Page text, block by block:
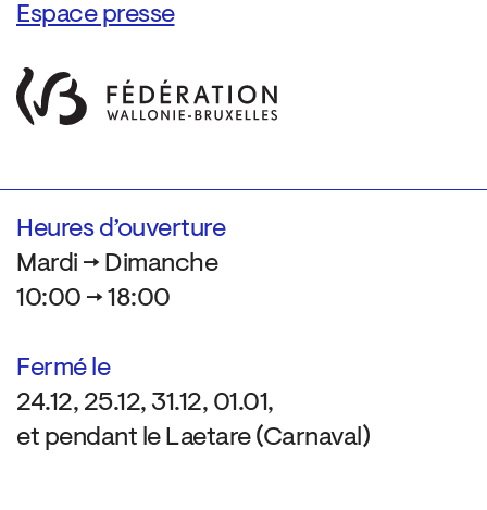
Espace presse
Heures d’ouverture
Mardi → Dimanche
10:00 → 18:00
Fermé le
24.12, 25.12, 31.12, 01.01,
et pendant le Laetare (Carnaval)